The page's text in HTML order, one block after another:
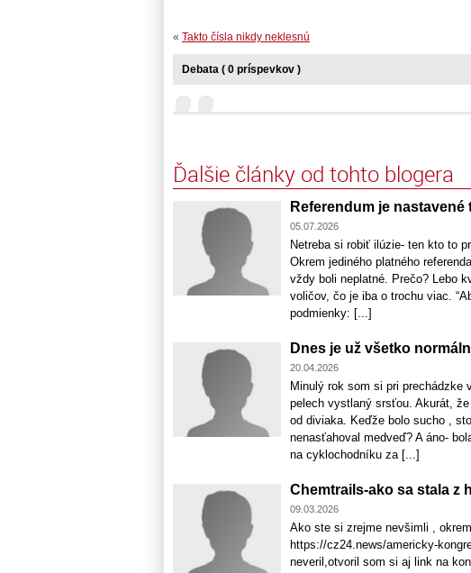
« Takto čísla nikdy neklesnú
Debata ( 0 príspevkov )
Ďalšie články od tohto blogera
Referendum je
05.07.2026
Netreba si robiť ilúzie- ten kto to
Okrem jediného platného
vždy boli neplatné. Prečo? Lebo
voličov, čo je iba o trochu viac.
podmienky: [...]
Dnes je už všetko
20.04.2026
Minulý rok som si pri
pelech vystlaný srsťou. Akurát,
od diviaka. Keďže bolo sucho ,
nenasťahoval medveď? A áno-
na cyklochodníku za [...]
Chemtrails-ako sa stala z
09.03.2026
Ako ste si zrejme nevšimli ,
https://cz24.news/americky-
neveril,otvoril som si aj link na